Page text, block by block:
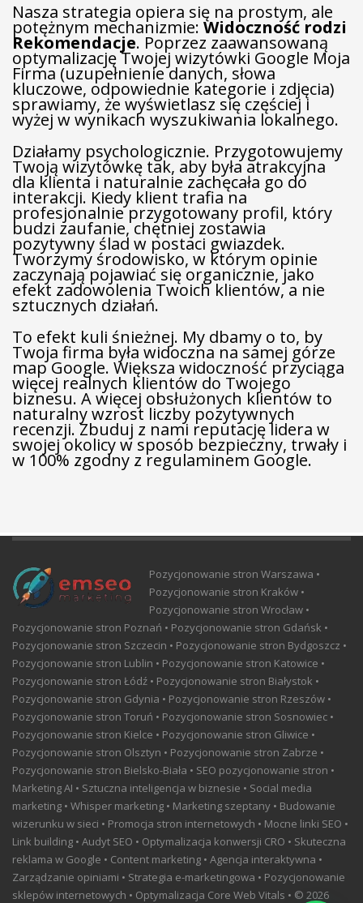
Nasza strategia opiera się na prostym, ale
potężnym mechanizmie: Widoczność rodzi
Rekomendacje. Poprzez zaawansowaną
optymalizację Twojej wizytówki Google Moja
Firma (uzupełnienie danych, słowa
kluczowe, odpowiednie kategorie i zdjęcia)
sprawiamy, że wyświetlasz się częściej i
wyżej w wynikach wyszukiwania lokalnego.
Działamy psychologicznie. Przygotowujemy
Twoją wizytówkę tak, aby była atrakcyjna
dla klienta i naturalnie zachęcała go do
interakcji. Kiedy klient trafia na
profesjonalnie przygotowany profil, który
budzi zaufanie, chętniej zostawia
pozytywny ślad w postaci gwiazdek.
Tworzymy środowisko, w którym opinie
zaczynają pojawiać się organicznie, jako
efekt zadowolenia Twoich klientów, a nie
sztucznych działań.
To efekt kuli śnieżnej. My dbamy o to, by
Twoja firma była widoczna na samej górze
map Google. Większa widoczność przyciąga
więcej realnych klientów do Twojego
biznesu. A więcej obsłużonych klientów to
naturalny wzrost liczby pozytywnych
recenzji. Zbuduj z nami reputację lidera w
swojej okolicy w sposób bezpieczny, trwały i
w 100% zgodny z regulaminem Google.
Pozycjonowanie stron Warszawa •
Pozycjonowanie stron Kraków •
Pozycjonowanie stron Wrocław •
Pozycjonowanie stron Poznań • Pozycjonowanie stron Gdańsk •
Pozycjonowanie stron Szczecin • Pozycjonowanie stron Bydgoszcz •
Pozycjonowanie stron Lublin • Pozycjonowanie stron Katowice •
Pozycjonowanie stron Łódź • Pozycjonowanie stron Białystok •
Pozycjonowanie stron Gdynia • Pozycjonowanie stron Rzeszów •
Pozycjonowanie stron Toruń • Pozycjonowanie stron Sosnowiec •
Pozycjonowanie stron Kielce • Pozycjonowanie stron Gliwice •
Pozycjonowanie stron Olsztyn • Pozycjonowanie stron Zabrze •
Pozycjonowanie stron Bielsko-Biała • SEO pozycjonowanie stron •
Marketing AI • Sztuczna inteligencja w biznesie • Social media
marketing • Whisper marketing • Marketing szeptany • Budowanie
wizerunku w sieci • Promocja stron internetowych • Mocne linki SEO •
Link building • Audyt SEO • Optymalizacja konwersji CRO • Skuteczna
reklama w Google • Content marketing • Agencja interaktywna •
Zarządzanie opiniami • Strategia e-marketingowa • Pozycjonowanie
sklepów internetowych • Optymalizacja Core Web Vitals • © 2026